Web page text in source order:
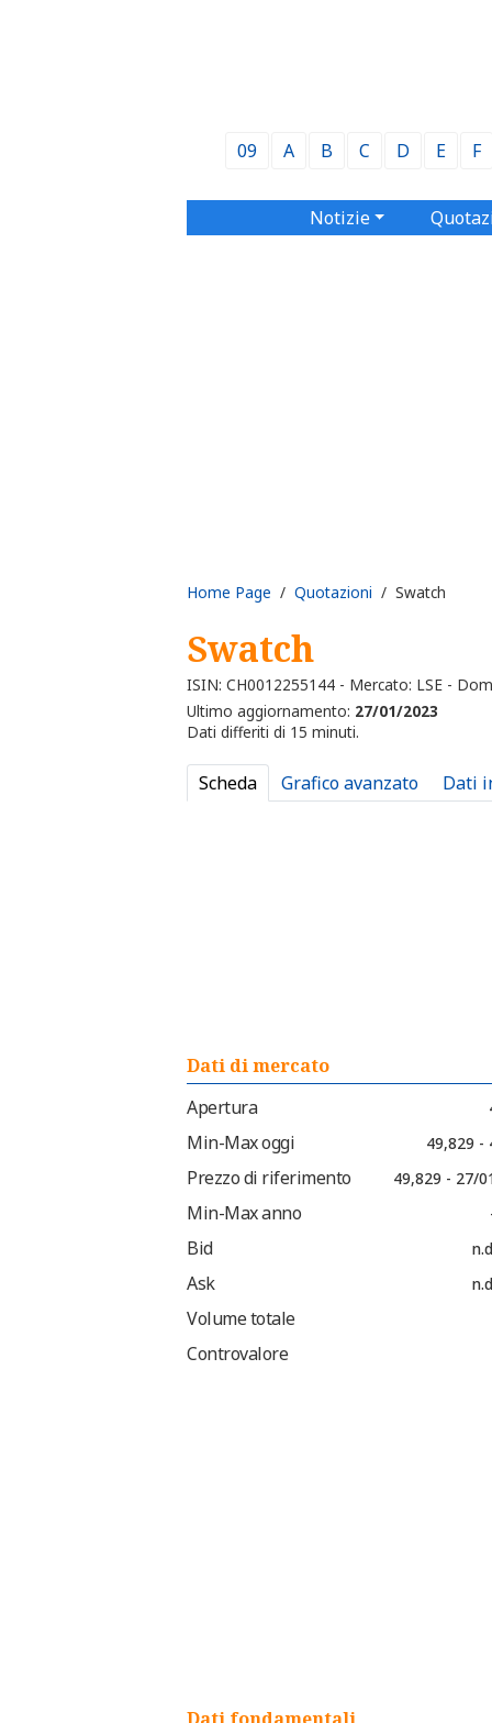
09 A B C D E F
Notizie
Home Page / Quotazioni / Swatch
Swatch
ISIN: CH0012255144 - Mercato: LSE -
Ultimo aggiornamento: 27/01/2023
Dati differiti di 15 minuti.
Scheda Grafico avanzato Dati
Dati di mercato
Apertura
Min-Max oggi 49,829 -
Prezzo di riferimento 49,829 - 27/
Min-Max anno
Bid
Ask
Volume totale
Controvalore